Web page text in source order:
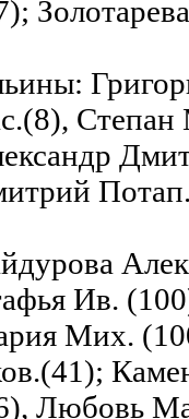
Виктор Степ.(70), Иван Степ.(70), Мария Александр.(70), Степан Ив.(70); Кирсанова Мария Георг.(90); Китнович Александра Вас.(8); Ковалевы: Александра Григ. (110). Екатерина Никол. (110); Кожановы: Александр Степ.(18). Вера Александр.(18). Евгения Никиф.(18), Наталья Александр (18); Кокины: Александр Егор. (6), Александр Сем. (6,7), Александра Вас.(8), Александра Конст. (10). Анна Андр.(7), Анна Казьм. (6). Анна Сем.(7), Варвара Вас.(6). Варвара Казьм. (6), Василий Вас.(9). Василий Егор.(6,8). Василий Зах.(5), Василий Яков. (7). Вера Вас.(9), Георгий Вас.(9). Григорий Афан. (10). Дмитрий (10). Егор Вас.(5.6). Елизавета Казьм. (6). Ефим Афан.(10), Захар (10), Иван Конст.(9), Иван Сем.(6,7.8). Казьма Вас.(5,6), Константин Ив.(9). Лукьян (10). Людмила Вас.(9), Людмила Георг.(9). Людмила Сем.(6.7.8). Максим Казьм.(6,7), Мария Егор. (6), Мария Павл. (10). Мария Петр.(5,7), Михаил Вас.(7), Михаил Егор.(6,8), Михаил Казьм.(6,7), Надежда Яков.(8), Павел Петр.(8), Петр Вас.(6), Раиса Егор.(6.8), Семен Вас.(6.7), Серафима Егор.(6.8), Серафима Матв. (6). Татьяна Вас.(9), Ульяна Макс.(8). Федор Павл. (10). Фекла Ив.(9). Яков Вас.(5); Колесниковы: А.В.(15), Агафья Ив.(17), Александр Степ. (15), Александра Фалолеев.(15). Алексей (11). Алексей Никол.(15). Анастасия Антон.(13), Андрей(15), Андрей Андр.(13), Андрей Вас.(13), Андрей Нефед.(15), Андрей Павп.(12). Анна(19). Айна Афан.(15). Анна Дмитр.(17). Анна Ив.(13). Афанасий Никол.(16), Василий(16). Василий Петр.(13), Василий Сем.(13). Василий Степ.(16), Виктор Никиф.(16). Владимир Ив.(16). Григорий(11,16), Григорий Ильич(13), Григорий Яков.(12), Георгий Алексанр. (16). Георгий Алексеев.(16). Давид Вас.(13). Дементий(12), Дмитрий Ильич(17). Дмитрий Федот.(16). Евгения Никиф.(18). Еадокия Яков.(17), Егор Петр.(13). Екатерина Степ.(15.16). Екатерина Фалолеев.(15). Елена Ив.(17), Елена Ильин.(17), Еликонида Казьм.(11). Иван(12,16.17), Иван Андр.(13), Иван Вас.(17),Иван Никит.(17), Игнат Мих.(13). Илья(12). Илья Ив.(17), Илья Серг(13),Иосиф(17),Иосиф Ив.(18),Исай Яков. (12), Казьма Осип.(11), Карп(12). Кирилл Ив.(18), Константин Петр.(18), Лукьян(12). Лукьян Яков.(12), Мария(18), Мария Андр.(13), Мария Фалолеев.(15),Марфа(15), Матрена Ив.(13), Михаил(18). Михаил Ив.(14.18), Михей Вас.(14). Михей Ив.(14), Никита (12), Никита Ив.(14), Никита Павл.(18), Никифор Ив.(18), Никифор Иллар.(18).